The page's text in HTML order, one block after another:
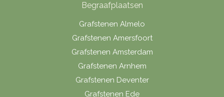
Begraafplaatsen
Grafstenen Almelo
Grafstenen Amersfoort
Grafstenen Amsterdam
Grafstenen Arnhem
Grafstenen Deventer
Grafstenen Ede